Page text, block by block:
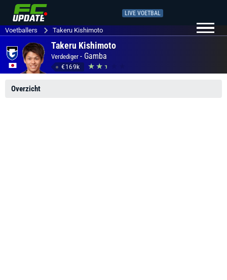
LIVE VOETBAL
Voetballers Takeru Kishimoto
Takeru Kishimoto
Verdediger - Gamba
€169k
Overzicht